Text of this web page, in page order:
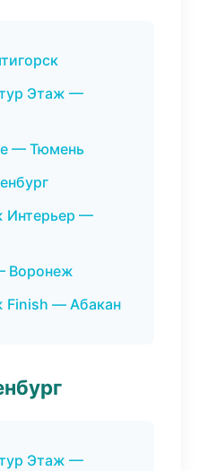
Этаж —
— Тюмень
Интерьер —
Воронеж
Finish — Абакан
Этаж —